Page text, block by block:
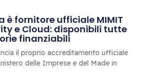
è fornitore ufficiale MIMIT
e Cloud: disponibili tutte
finanziabili
il proprio accreditamento ufficiale
delle Imprese e del Made in